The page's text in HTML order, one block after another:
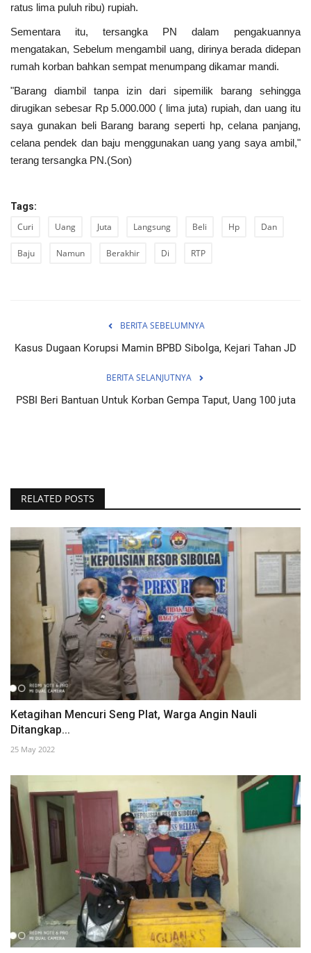
ratus lima puluh ribu) rupiah.
Sementara itu, tersangka PN dalam pengakuannya
mengatakan, Sebelum mengambil uang, dirinya berada didepan
rumah korban bahkan sempat menumpang dikamar mandi.
"Barang diambil tanpa izin dari sipemilik barang sehingga
dirugikan sebesar Rp 5.000.000 ( lima juta) rupiah, dan uang itu
saya gunakan beli Barang barang seperti hp, celana panjang,
celana pendek dan baju menggunakan uang yang saya ambil,"
terang tersangka PN.(Son)
Tags:
Curi Uang Juta Langsung Beli Hp Dan
Baju Namun Berakhir Di RTP
BERITA SEBELUMNYA
Kasus Dugaan Korupsi Mamin BPBD Sibolga, Kejari Tahan JD
BERITA SELANJUTNYA
PSBI Beri Bantuan Untuk Korban Gempa Taput, Uang 100 juta
RELATED POSTS
Ketagihan Mencuri Seng Plat, Warga Angin Nauli
Ditangkap...
25 May 2022